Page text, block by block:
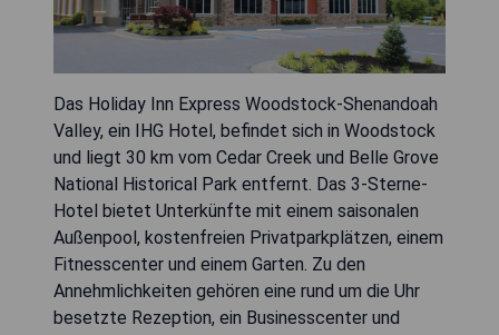
Das Holiday Inn Express Woodstock-Shenandoah
Valley, ein IHG Hotel, befindet sich in Woodstock
und liegt 30 km vom Cedar Creek und Belle Grove
National Historical Park entfernt. Das 3-Sterne-
Hotel bietet Unterkünfte mit einem saisonalen
Außenpool, kostenfreien Privatparkplätzen, einem
Fitnesscenter und einem Garten. Zu den
Annehmlichkeiten gehören eine rund um die Uhr
besetzte Rezeption, ein Businesscenter und